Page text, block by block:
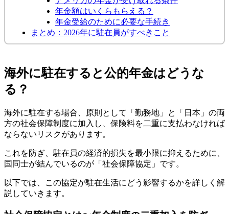
年金額はいくらもらえる？
年金受給のために必要な手続き
まとめ：2026年に駐在員がすべきこと
海外に駐在すると公的年金はどうな
る？
海外に駐在する場合、原則として「勤務地」と「日本」の両
方の社会保障制度に加入し、保険料を二重に支払わなければ
ならないリスクがあります。
これを防ぎ、駐在員の経済的損失を最小限に抑えるために、
国同士が結んでいるのが「社会保障協定」です。
以下では、この協定が駐在生活にどう影響するかを詳しく解
説していきます。